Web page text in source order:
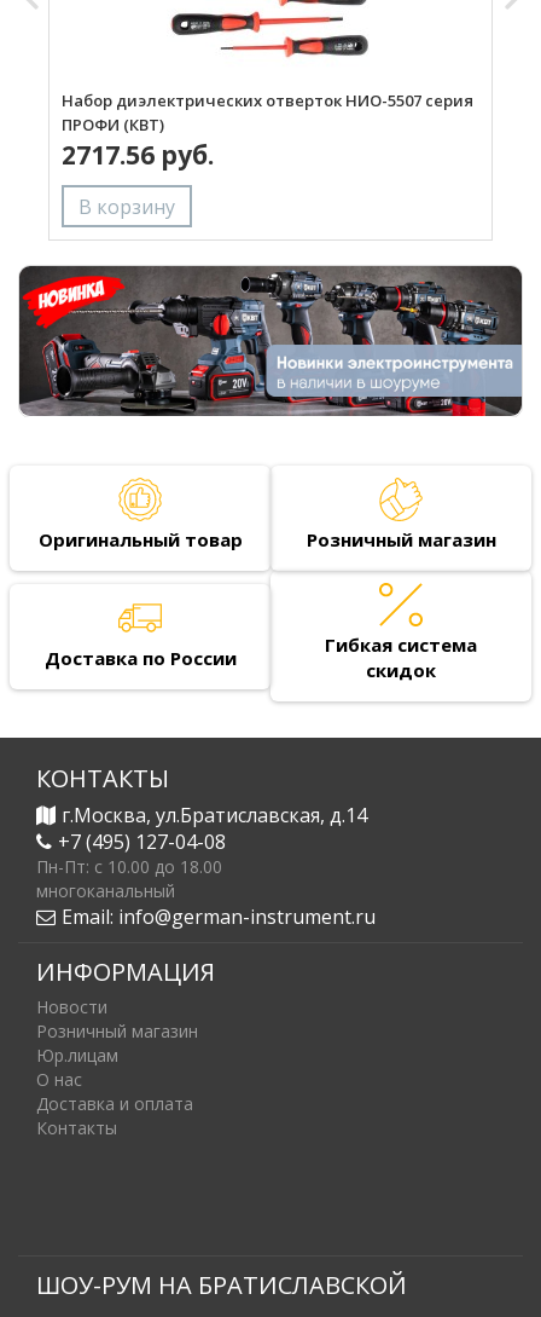
Набор диэлектрических отверток НИО-5507 серия
ПРОФИ (КВТ)
2717.56 руб.
Оригинальный товар Розничный магазин
Доставка по России
Гибкая система
скидок
КОНТАКТЫ
г.Москва, ул.Братиславская, д.14
+7 (495) 127-04-08
Пн-Пт: c 10.00 до 18.00
многоканальный
Email: info@german-instrument.ru
ИНФОРМАЦИЯ
Новости
Розничный магазин
Юр.лицам
О нас
Доставка и оплата
Контакты
ШОУ-РУМ НА БРАТИСЛАВСКОЙ